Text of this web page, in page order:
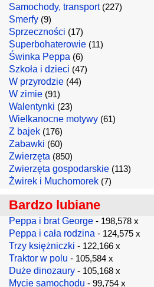
Samochody, transport(227)
Smerfy (9)
Sprzeczności (17)
Superbohaterowie (11)
Świnka Peppa (6)
Szkoła i dzieci (47)
W przyrodzie (44)
W zimie (91)
Walentynki (23)
Wielkanocne motywy (61)
Z bajek (176)
Zabawki (60)
Zwierzęta (850)
Zwierzęta gospodarskie (113)
Żwirek i Muchomorek (7)
Bardzo lubiane
Peppa i brat George - 198,578 x
Peppa i cała rodzina - 124,575 x
Trzy księżniczki - 122,166 x
Traktor w polu - 105,584 x
Duże dinozaury - 105,168 x
Mycie samochodu - 99,754 x